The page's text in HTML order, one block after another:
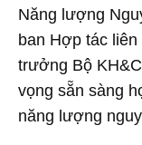
Năng lượng
ban Hợp tác
trưởng Bộ
vọng sẵn sàng
năng lượng